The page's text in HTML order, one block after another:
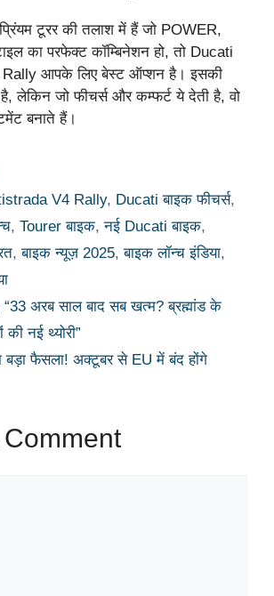
टूरर की तलाश में हैं जो POWER,
का परफेक्ट कॉम्बिनेशन हो, तो Ducati
आपके लिए बेस्ट ऑप्शन है। इसकी
लेकिन जो फीचर्स और कम्फर्ट ये देती है, वो
बनाते हैं।
V4 Rally, Ducati बाइक फीचर्स,
, Tourer बाइक,नई Ducati बाइक,
,बाइक न्यूज़ 2025,बाइक लॉन्च इंडिया,
अरब साल बाद सब खत्म? ब्रह्मांड के
की नई थ्योरी”
बड़ा फैसला! अक्टूबर से EU में बंद होंगे